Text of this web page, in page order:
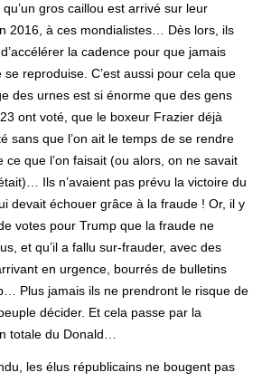
gros caillou est arrivé sur leur
2016, à ces mondialistes… Dès lors, ils
la cadence pour que jamais
se reproduise. C’est aussi pour cela que
des urnes est si énorme que des gens
ont voté, que le boxeur Frazier déjà
sans que l’on ait le temps de se rendre
ce que l’on faisait (ou alors, on ne savait
Ils n’avaient pas prévu la victoire du
devait échouer grâce à la fraude ! Or, il y
votes pour Trump que la fraude ne
et qu’il a fallu sur-frauder, avec des
en urgence, bourrés de bulletins
Plus jamais ils ne prendront le risque de
décider. Et cela passe par la
totale du Donald…
les élus républicains ne bougent pas